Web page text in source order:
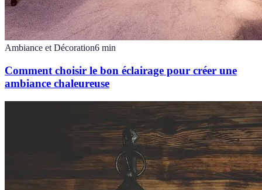
Ambiance et Décoration6 min
Comment choisir le bon éclairage pour créer une
ambiance chaleureuse